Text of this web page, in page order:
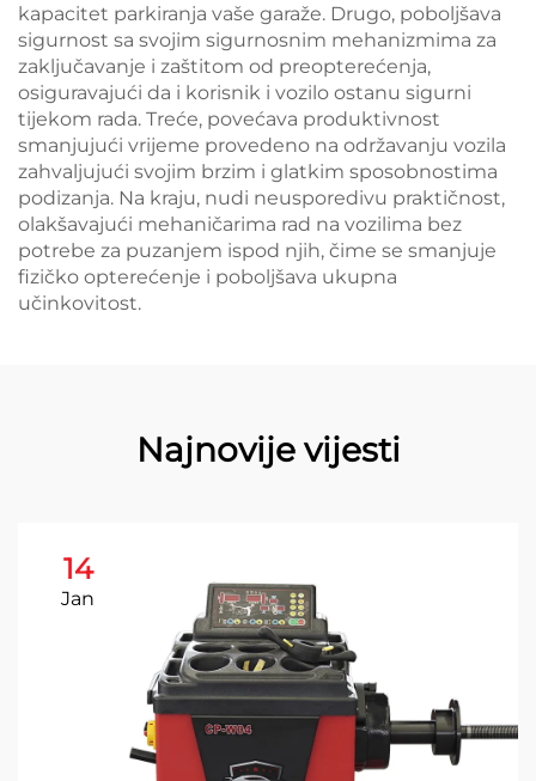
kapacitet parkiranja vaše garaže. Drugo, poboljšava
sigurnost sa svojim sigurnosnim mehanizmima za
zaključavanje i zaštitom od preopterećenja,
osiguravajući da i korisnik i vozilo ostanu sigurni
tijekom rada. Treće, povećava produktivnost
smanjujući vrijeme provedeno na održavanju vozila
zahvaljujući svojim brzim i glatkim sposobnostima
podizanja. Na kraju, nudi neusporedivu praktičnost,
olakšavajući mehaničarima rad na vozilima bez
potrebe za puzanjem ispod njih, čime se smanjuje
fizičko opterećenje i poboljšava ukupna
učinkovitost.
Najnovije vijesti
14
Jan